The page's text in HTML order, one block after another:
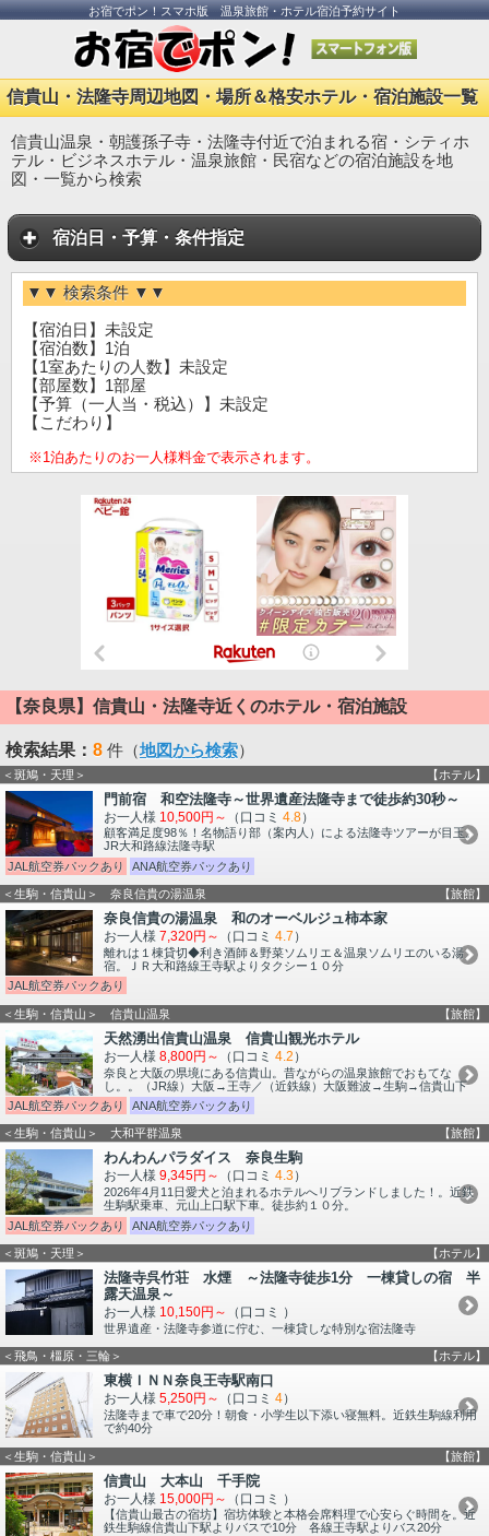
お宿でポン！スマホ版 温泉旅館・ホテル宿泊予約サイト
信貴山・法隆寺周辺地図・場所＆格安ホテル・宿泊施設一覧
信貴山温泉・朝護孫子寺・法隆寺付近で泊まれる宿・シティホ
テル・ビジネスホテル・温泉旅館・民宿などの宿泊施設を地
図・一覧から検索
宿泊日・予算・条件指定
▼▼ 検索条件 ▼▼
【宿泊日】未設定
【宿泊数】1泊
【1室あたりの人数】未設定
【部屋数】1部屋
【予算（一人当・税込）】未設定
【こだわり】
※1泊あたりのお一人様料金で表示されます。
【奈良県】信貴山・法隆寺近くのホテル・宿泊施設
検索結果： 8 件（地図から検索）
＜斑鳩・天理＞ 【ホテル】
門前宿 和空法隆寺～世界遺産法隆寺まで徒歩約30秒～
お一人様 10,500円～ （口コミ 4.8）
顧客満足度98％！名物語り部（案内人）による法隆寺ツアーが目玉。
JR大和路線法隆寺駅
JAL航空券パックあり
ANA航空券パックあり
＜生駒・信貴山＞ 奈良信貴の湯温泉 【旅館】
奈良信貴の湯温泉 和のオーベルジュ柿本家
お一人様 7,320円～ （口コミ 4.7 ）
離れは１棟貸切◆利き酒師＆野菜ソムリエ＆温泉ソムリエのいる湯
宿。ＪＲ大和路線王寺駅よりタクシー１０分
JAL航空券パックあり
＜生駒・信貴山＞ 信貴山温泉 【旅館】
天然湧出信貴山温泉 信貴山観光ホテル
お一人様 8,800円～ （口コミ 4.2 ）
奈良と大阪の県境にある信貴山。昔ながらの温泉旅館でおもてな
し。。（JR線）大阪→王寺／（近鉄線）大阪難波→生駒→信貴山下
JAL航空券パックあり
ANA航空券パックあり
＜生駒・信貴山＞ 大和平群温泉 【旅館】
わんわんパラダイス 奈良生駒
お一人様 9,345円～ （口コミ 4.3）
2026年4月11日愛犬と泊まれるホテルへリブランドしました！。近鉄
生駒駅乗車、元山上口駅下車。徒歩約１０分。
JAL航空券パックあり
ANA航空券パックあり
＜斑鳩・天理＞ 【ホテル】
法隆寺呉竹荘 水煙 ～法隆寺徒歩1分 一棟貸しの宿 半
露天温泉～
お一人様 10,150円～ （口コミ ）
世界遺産・法隆寺参道に佇む、一棟貸しな特別な宿法隆寺
＜飛鳥・橿原・三輪＞ 【ホテル】
東横ＩＮＮ奈良王寺駅南口
お一人様 5,250円～ （口コミ 4）
法隆寺まで車で20分！朝食・小学生以下添い寝無料。近鉄生駒線利用
で約40分
＜生駒・信貴山＞ 【旅館】
信貴山 大本山 千手院
お一人様 15,000円～ （口コミ ）
【信貴山最古の宿坊】宿坊体験と本格会席料理で心安らぐ時間を。近
鉄生駒線信貴山下駅よりバスで10分 各線王寺駅よりバス20分